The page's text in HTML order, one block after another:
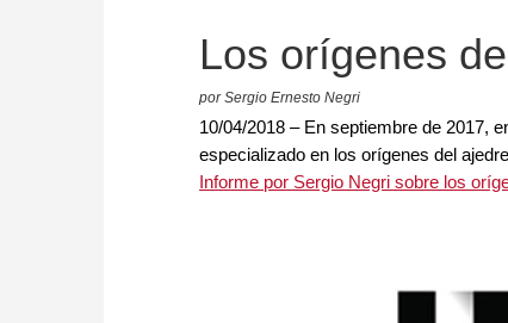
Los orígenes
por Sergio Ernesto Negri
10/04/2018 – En septiembre de 2017,
especializado en los orígenes del
Informe por Sergio Negri sobre los